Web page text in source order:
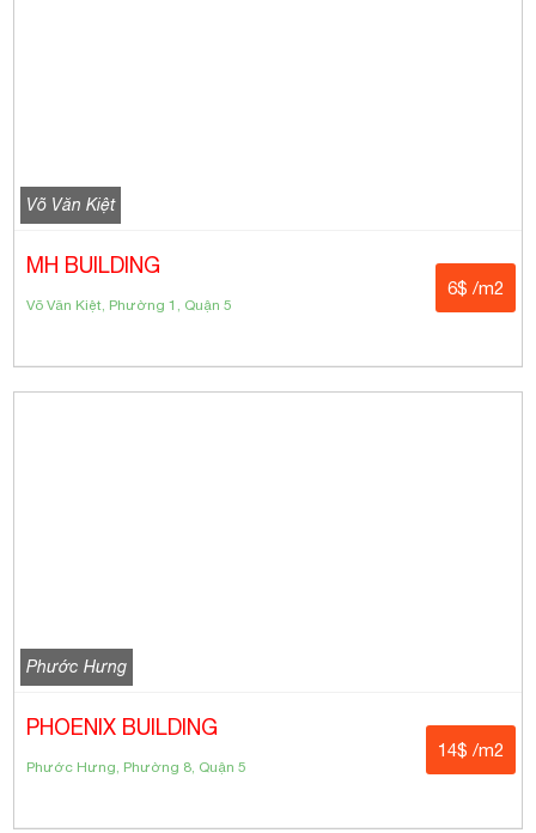
Võ Văn Kiệt
MH BUILDING
Võ Văn Kiệt, Phường 1, Quận 5
6$ /m2
Phước Hưng
PHOENIX BUILDING
Phước Hưng, Phường 8, Quận 5
14$ /m2